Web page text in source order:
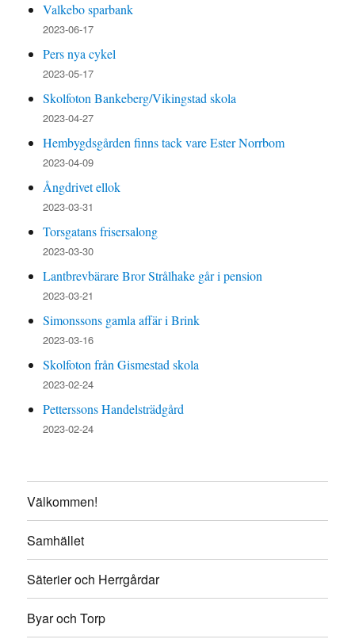
Valkebo sparbank
2023-06-17
Pers nya cykel
2023-05-17
Skolfoton Bankeberg/Vikingstad skola
2023-04-27
Hembygdsgården finns tack vare Ester Norrbom
2023-04-09
Ångdrivet ellok
2023-03-31
Torsgatans frisersalong
2023-03-30
Lantbrevbärare Bror Strålhake går i pension
2023-03-21
Simonssons gamla affär i Brink
2023-03-16
Skolfoton från Gismestad skola
2023-02-24
Petterssons Handelsträdgård
2023-02-24
Välkommen!
Samhället
Säterier och Herrgårdar
Byar och Torp